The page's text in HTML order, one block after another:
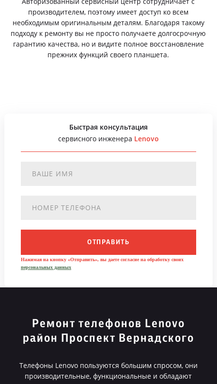
производителем, поэтому имеет доступ ко всем
необходимым оригинальным деталям. Благодаря такому
подходу к ремонту вы не просто получаете долгосрочную
гарантию качества, но и видите полное восстановление
прежних функций своего планшета.
Быстрая консультация
сервисного инженера Lenovo
ОТПРАВИТЬ
Нажимая на кнопку «Отправить», вы даете согласие на обработку своих
персональных данных
Ремонт телефонов Lenovo
район Проспект Вернадского
Телефоны Lenovo пользуются большим спросом, они
производительные, функциональные и обладают